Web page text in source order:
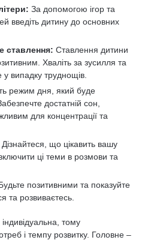
За допомогою ігор та
введіть дитину до основних
ставлення: Ставлення дитини
Хваліть за зусилля та
випадку труднощів.
режим дня, який буде
достатній сон,
для концентрації та
Дізнайтеся, що цікавить вашу
ці теми в розмови та
позитивними та показуйте
та розвиваєтесь.
тому
і темпу розвитку. Головне –